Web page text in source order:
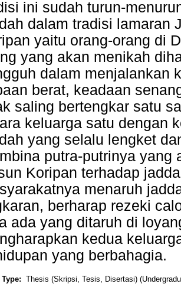
ini sudah turun-
dalam tradisi lamaran
yaitu orang-orang di
yang akan menikah
dalam menjalankan
berat, keadaan
saling bertengkar satu
keluarga satu dengan
yang selalu lengket
putra-putrinya yang
Koripan terhadap
menaruh
berharap rezeki
ada yang ditaruh di
kedua
yang berbahagia.
Type:
Thesis (Skripsi, Tesis, Disertasi)